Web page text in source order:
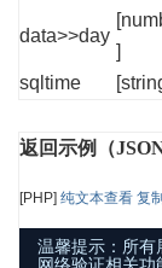
data>>day
]
sqltime
返回示例（JSON
[PHP] 纯文本查看 复
温馨提示：所有